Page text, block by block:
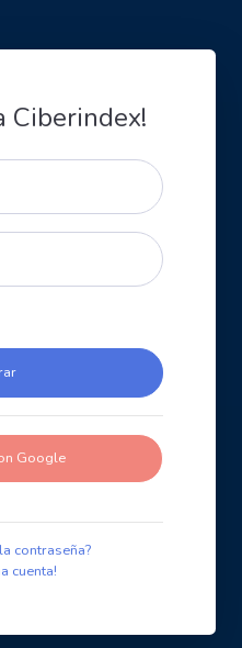
Ciberindex!
Google
contraseña?
cuenta!